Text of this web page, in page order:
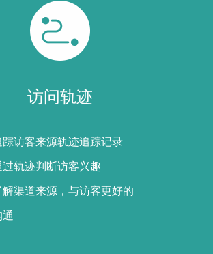
访问轨迹
踪访客来源轨迹追踪记录
过轨迹判断访客兴趣
解渠道来源，与访客更好的
通